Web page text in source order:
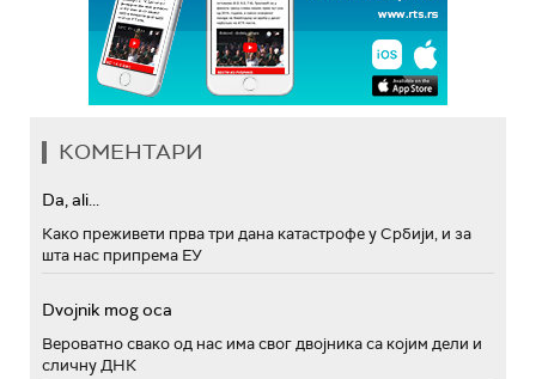
КОМЕНТАРИ
Da, ali...
Како преживети прва три дана катастрофе у Србији, и за
шта нас припрема ЕУ
Dvojnik mog oca
Вероватно свако од нас има свог двојника са којим дели и
сличну ДНК